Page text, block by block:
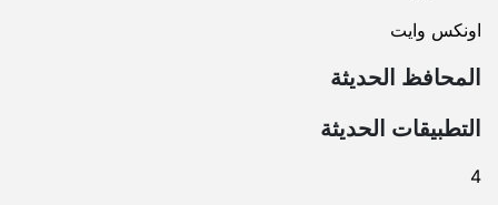
اونكس وايت
المحافظ الحديثة
التطبيقات الحديثة
4